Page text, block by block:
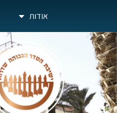
אודות